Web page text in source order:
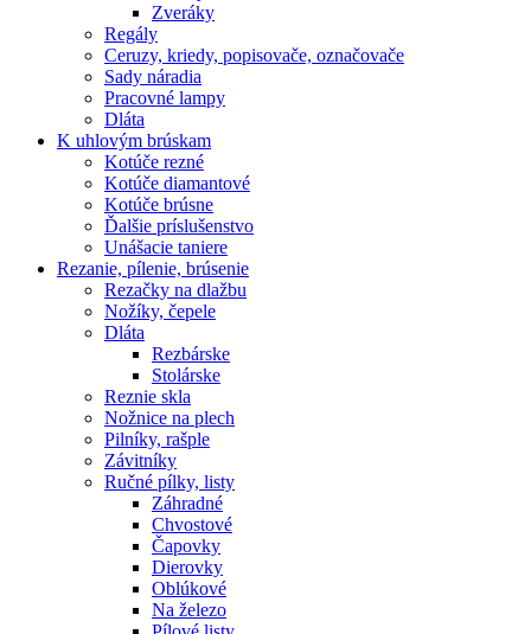
Zveráky
Regály
Ceruzy, kriedy, popisovače, označovače
Sady náradia
Pracovné lampy
Dláta
K uhlovým brúskam
Kotúče rezné
Kotúče diamantové
Kotúče brúsne
Ďalšie príslušenstvo
Unášacie taniere
Rezanie, pílenie, brúsenie
Rezačky na dlažbu
Nožíky, čepele
Dláta
Rezbárske
Stolárske
Reznie skla
Nožnice na plech
Pilníky, rašple
Závitníky
Ručné pílky, listy
Záhradné
Chvostové
Čapovky
Dierovky
Oblúkové
Na železo